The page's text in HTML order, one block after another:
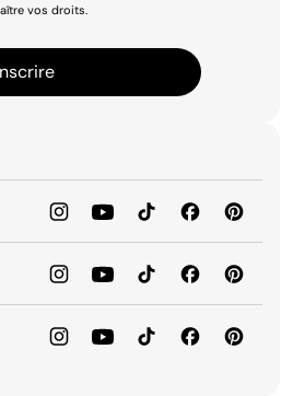
vos droits.